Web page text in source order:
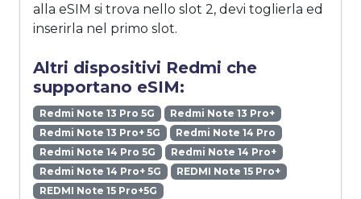
alla eSIM si trova nello slot 2, devi toglierla ed
inserirla nel primo slot.
Altri dispositivi Redmi che
supportano eSIM:
Redmi Note 13 Pro 5G
Redmi Note 13 Pro+
Redmi Note 13 Pro+ 5G
Redmi Note 14 Pro
Redmi Note 14 Pro 5G
Redmi Note 14 Pro+
Redmi Note 14 Pro+ 5G
REDMI Note 15 Pro+
REDMI Note 15 Pro+5G